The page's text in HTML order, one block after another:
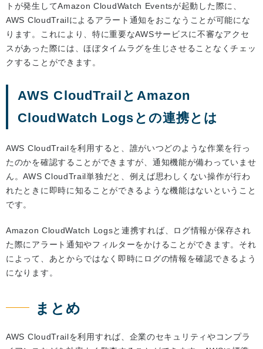
トが発生してAmazon CloudWatch Eventsが起動した際に、
AWS CloudTrailによるアラート通知をおこなうことが可能にな
ります。これにより、特に重要なAWSサービスに不審なアクセ
スがあった際には、ほぼタイムラグを生じさせることなくチェッ
クすることができます。
AWS CloudTrailとAmazon
CloudWatch Logsとの連携とは
AWS CloudTrailを利用すると、誰がいつどのような作業を行っ
たのかを確認することができますが、通知機能が備わっていませ
ん。AWS CloudTrail単独だと、例えば思わしくない操作が行わ
れたときに即時に知ることができるような機能はないということ
です。
Amazon CloudWatch Logsと連携すれば、ログ情報が保存され
た際にアラート通知やフィルターをかけることができます。それ
によって、あとからではなく即時にログの情報を確認できるよう
になります。
まとめ
AWS CloudTrailを利用すれば、企業のセキュリティやコンプラ